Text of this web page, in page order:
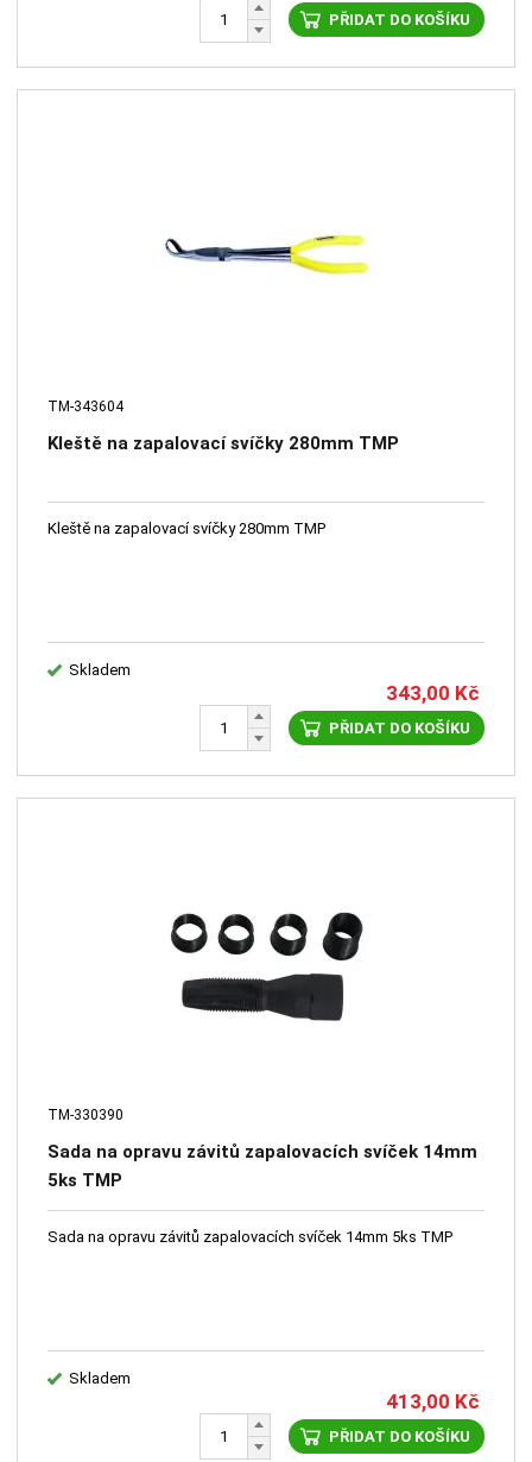
PŘIDAT DO KOŠÍKU
TM-343604
Kleště na zapalovací svíčky 280mm TMP
Kleště na zapalovací svíčky 280mm TMP
Skladem
343,00 Kč
PŘIDAT DO KOŠÍKU
TM-330390
Sada na opravu závitů zapalovacích svíček 14mm
5ks TMP
Sada na opravu závitů zapalovacích svíček 14mm 5ks TMP
Skladem
413,00 Kč
PŘIDAT DO KOŠÍKU